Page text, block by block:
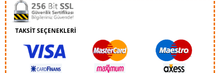
TAKSİT SEÇENEKLERİ